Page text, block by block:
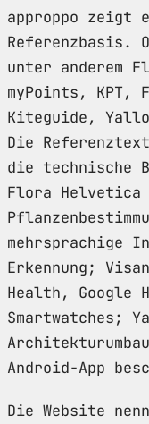
approppo zeigt
Referenzbasis.
unter anderem
myPoints, KPT,
Kiteguide,
Die
die technische
Flora Helvetica
mehrsprachige
Erkennung;
Health, Google
Smartwatches;
Android-App
Die Website